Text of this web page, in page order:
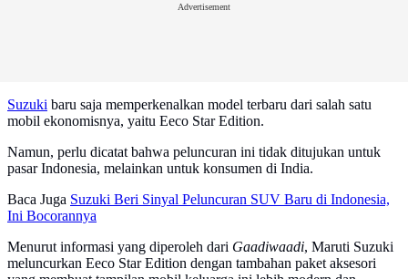
Advertisement
Suzuki baru saja memperkenalkan model terbaru dari salah satu
mobil ekonomisnya, yaitu Eeco Star Edition.
Namun, perlu dicatat bahwa peluncuran ini tidak ditujukan untuk
pasar Indonesia, melainkan untuk konsumen di India.
Baca Juga Suzuki Beri Sinyal Peluncuran SUV Baru di Indonesia,
Ini Bocorannya
Menurut informasi yang diperoleh dari Gaadiwaadi, Maruti Suzuki
meluncurkan Eeco Star Edition dengan tambahan paket aksesori